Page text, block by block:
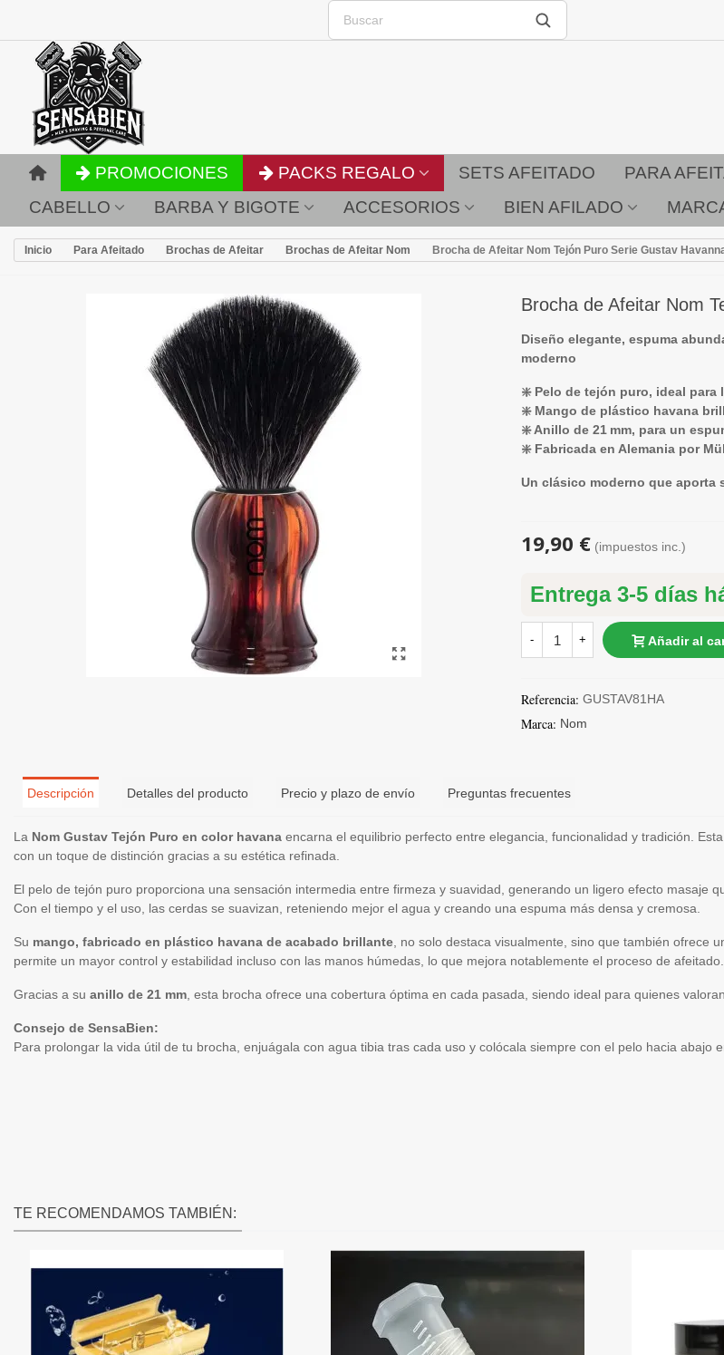
PROMOCIONES PACKS REGALO SETS AFEITADO PARA
CABELLO
BARBA Y BIGOTE ACCESORIOS BIEN AFILADO
Inicio Para Afeitado Brochas de Afeitar Brochas de Afeitar Nom Brocha de Afeitar Nom Tejón Puro Serie Gustav
Brocha de Afeitar Nom
Diseño elegante, espuma
moderno
❇️ Pelo de tejón puro, ideal para
❇️ Mango de plástico havana
❇️ Anillo de 21 mm, para un
❇️ Fabricada en Alemania por
Un clásico moderno que
19,90 € (impuestos inc.)
Entrega 3-5 días
- + Añadir al
Referencia: GUSTAV81HA
Marca: Nom
Descripción Detalles del producto Precio y plazo de envío Preguntas frecuentes
La Nom Gustav Tejón Puro en color havana encarna el equilibrio perfecto entre elegancia, funcionalidad y tradición.
con un toque de distinción gracias a su estética refinada.
El pelo de tejón puro proporciona una sensación intermedia entre firmeza y suavidad, generando un ligero efecto masaje
Con el tiempo y el uso, las cerdas se suavizan, reteniendo mejor el agua y creando una espuma más densa y cremosa.
Su mango, fabricado en plástico havana de acabado brillante , no solo destaca visualmente, sino que también
permite un mayor control y estabilidad incluso con las manos húmedas, lo que mejora notablemente el proceso de afeitado.
Gracias a su anillo de 21 mm , esta brocha ofrece una cobertura óptima en cada pasada, siendo ideal para quienes
Consejo de SensaBien:
Para prolongar la vida útil de tu brocha, enjuágala con agua tibia tras cada uso y colócala siempre con el pelo hacia abajo
TE RECOMENDAMOS TAMBIÉN: